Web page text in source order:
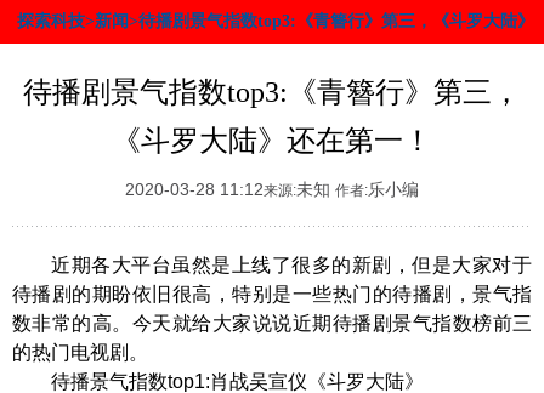
探索科技>新闻>待播剧景气指数top3:《青簪行》第三，《斗罗大陆》
待播剧景气指数top3:《青簪行》第三，
《斗罗大陆》还在第一！
2020-03-28 11:12来源:未知 作者:乐小编
近期各大平台虽然是上线了很多的新剧，但是大家对于
待播剧的期盼依旧很高，特别是一些热门的待播剧，景气指
数非常的高。今天就给大家说说近期待播剧景气指数榜前三
的热门电视剧。
待播景气指数top1:肖战吴宣仪《斗罗大陆》